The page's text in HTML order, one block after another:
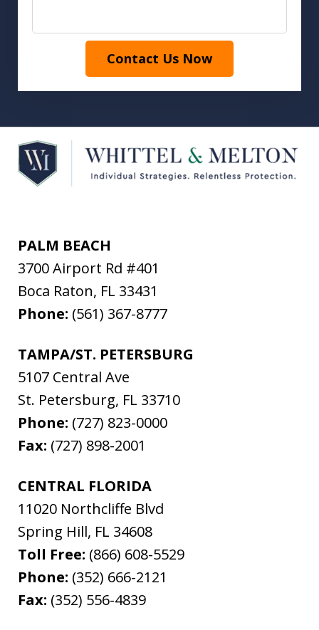
Contact Us Now
PALM BEACH
3700 Airport Rd #401
Boca Raton, FL 33431
Phone: (561) 367-8777
TAMPA/ST. PETERSBURG
5107 Central Ave
St. Petersburg, FL 33710
Phone: (727) 823-0000
Fax: (727) 898-2001
CENTRAL FLORIDA
11020 Northcliffe Blvd
Spring Hill, FL 34608
Toll Free: (866) 608-5529
Phone: (352) 666-2121
Fax: (352) 556-4839